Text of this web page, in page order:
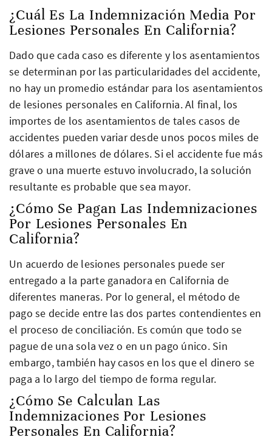
¿Cuál Es La Indemnización Media Por
Lesiones Personales En California?
Dado que cada caso es diferente y los asentamientos
se determinan por las particularidades del accidente,
no hay un promedio estándar para los asentamientos
de lesiones personales en California. Al final, los
importes de los asentamientos de tales casos de
accidentes pueden variar desde unos pocos miles de
dólares a millones de dólares. Si el accidente fue más
grave o una muerte estuvo involucrado, la solución
resultante es probable que sea mayor.
¿Cómo Se Pagan Las Indemnizaciones
Por Lesiones Personales En
California?
Un acuerdo de lesiones personales puede ser
entregado a la parte ganadora en California de
diferentes maneras. Por lo general, el método de
pago se decide entre las dos partes contendientes en
el proceso de conciliación. Es común que todo se
pague de una sola vez o en un pago único. Sin
embargo, también hay casos en los que el dinero se
paga a lo largo del tiempo de forma regular.
¿Cómo Se Calculan Las
Indemnizaciones Por Lesiones
Personales En California?